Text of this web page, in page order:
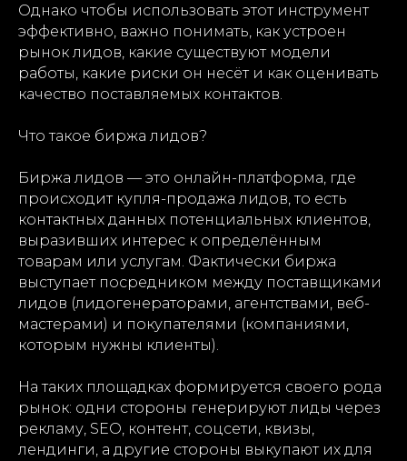
Однако чтобы использовать этот инструмент
эффективно, важно понимать, как устроен
рынок лидов, какие существуют модели
работы, какие риски он несёт и как оценивать
качество поставляемых контактов.
Что такое биржа лидов?
Биржа лидов — это онлайн-платформа, где
происходит купля-продажа лидов, то есть
контактных данных потенциальных клиентов,
выразивших интерес к определённым
товарам или услугам. Фактически биржа
выступает посредником между поставщиками
лидов (лидогенераторами, агентствами, веб-
мастерами) и покупателями (компаниями,
которым нужны клиенты).
На таких площадках формируется своего рода
рынок: одни стороны генерируют лиды через
рекламу, SEO, контент, соцсети, квизы,
лендинги, а другие стороны выкупают их для